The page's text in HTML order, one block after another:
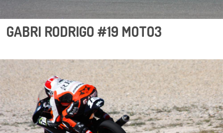
GABRI RODRIGO #19 MOTO3